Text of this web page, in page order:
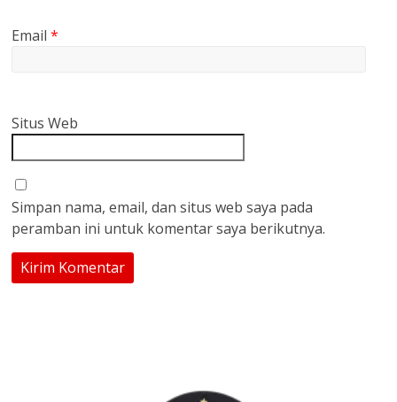
Email*
Situs Web
Simpan nama, email, dan situs web saya pada
peramban ini untuk komentar saya berikutnya.